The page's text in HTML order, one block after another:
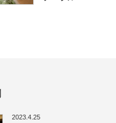
2023.4.25